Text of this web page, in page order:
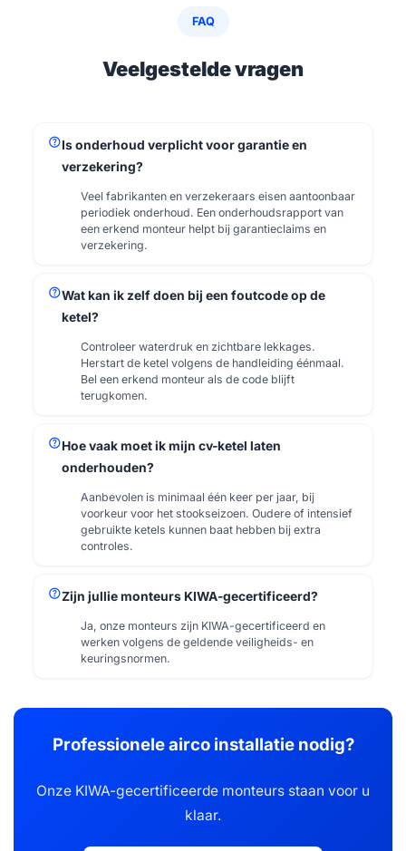
FAQ
Veelgestelde vragen
helpIs onderhoud verplicht voor garantie en
verzekering?
Veel fabrikanten en verzekeraars eisen aantoonbaar
periodiek onderhoud. Een onderhoudsrapport van
een erkend monteur helpt bij garantieclaims en
verzekering.
helpWat kan ik zelf doen bij een foutcode op de
ketel?
Controleer waterdruk en zichtbare lekkages.
Herstart de ketel volgens de handleiding éénmaal.
Bel een erkend monteur als de code blijft
terugkomen.
helpHoe vaak moet ik mijn cv-ketel laten
onderhouden?
Aanbevolen is minimaal één keer per jaar, bij
voorkeur voor het stookseizoen. Oudere of intensief
gebruikte ketels kunnen baat hebben bij extra
controles.
helpZijn jullie monteurs KIWA-gecertificeerd?
Ja, onze monteurs zijn KIWA-gecertificeerd en
werken volgens de geldende veiligheids- en
keuringsnormen.
Professionele airco installatie nodig?
Onze KIWA-gecertificeerde monteurs staan voor u
klaar.